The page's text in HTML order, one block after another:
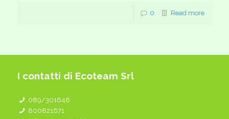
0 Read more
I contatti di Ecoteam Srl
089/301648
800821671